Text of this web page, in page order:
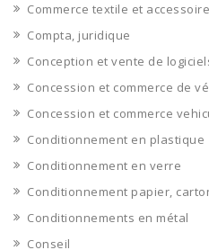
Commerce textile et
Compta, juridique
Conception et vente de
Concession et commerce de
Concession et commerce
Conditionnement en plastique
Conditionnement en verre
Conditionnement papier,
Conditionnements en métal
Conseil